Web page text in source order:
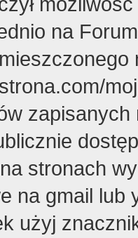
na
stronach
na gmail lub
użyj